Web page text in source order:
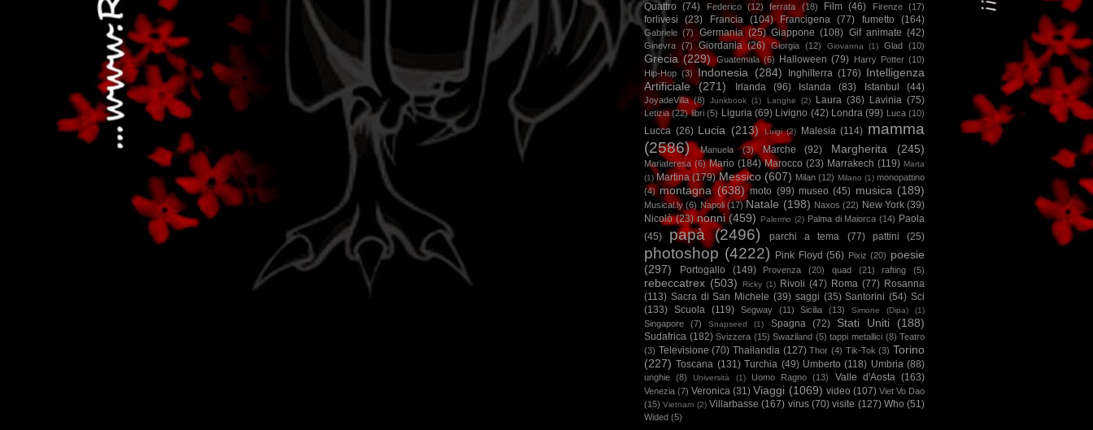
Quattro (74) Federico (12) ferrata (18) Film (46) Firenze (17)
forlivesi (23) Francia (104) Francigena (77) fumetto (164)
Gabriele (7) Germania (25) Giappone (108) Gif animate (42)
Ginevra (7) Giordania (26) Giorgia (12) Giovanna (1) Glad (10)
Grecia (229) Guatemala (6) Halloween (79) Harry Potter (10)
Hip-Hop (3) Indonesia (284) Inghilterra (176) Intelligenza
Artificiale
(271) Irlanda (96) Islanda (83) Istanbul (44)
JoyadeVilla (8) Junkbook (1) Langhe (2) Laura (36) Lavinia (75)
Letizia (22) libri (5) Liguria (69) Livigno (42) Londra (99) Luca (10)
Lucca (26) Lucia (213) Luigi (2) Malesia (114) mamma
(2586)
Manuela (3) Marche (92) Margherita (245)
Mariateresa (6) Mario (184) Marocco (23) Marrakech (119) Marta
(1) Martina (179) Messico (607) Milan (12) Milano (1) monopattino
(4) montagna (638) moto (99) museo (45) musica (189)
Musical.ly (6) Napoli (17) Natale (198) Naxos (22) New York (39)
Nicolò (23) nonni (459) Palermo (2) Palma di Maiorca (14) Paola
(45)
papà (2496) parchi a tema (77) pattini (25)
photoshop (4222) Pink Floyd (56) Pixiz (20) poesie
(297)
Portogallo (149) Provenza (20) quad (21) rafting (5)
rebeccatrex (503) Ricky (1) Rivoli (47) Roma (77) Rosanna
(113) Sacra di San Michele (39) saggi (35) Santorini (54) Sci
(133) Scuola (119) Segway (11) Sicilia (13) Simone (Dipa) (1)
Singapore (7) Snapseed (1) Spagna (72) Stati Uniti (188)
Sudafrica (182) Svizzera (15) Swaziland (5) tappi metallici (8) Teatro
(3) Televisione (70) Thailandia (127) Thor (4) Tik-Tok (3) Torino
(227) Toscana (131) Turchia (49) Umberto (118) Umbria (88)
unghie (8) Università (1) Uomo Ragno (13) Valle d'Aosta (163)
Venezia (7) Veronica (31) Viaggi (1069) video (107) Viet Vo Dao
(15) Vietnam (2) Villarbasse (167) virus (70) visite (127) Who (51)
Wided (5)